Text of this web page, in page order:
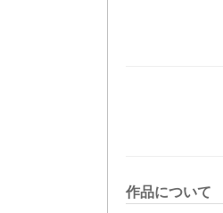
作品について